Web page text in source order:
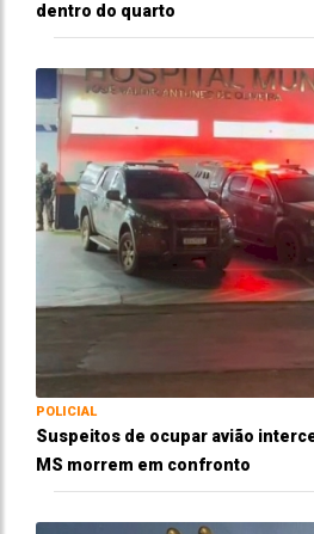
dentro do quarto
POLICIAL
Suspeitos de ocupar avião
MS morrem em confronto